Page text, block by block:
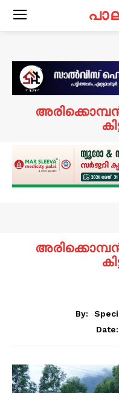
By:
Date: